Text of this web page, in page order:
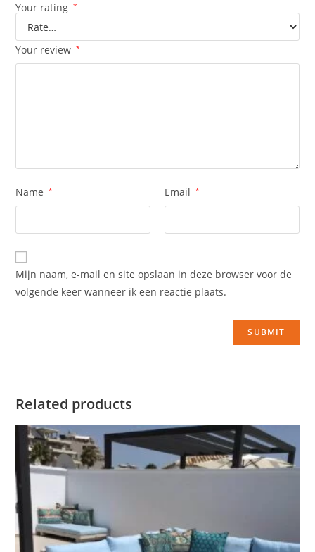
Your rating *
Your review *
Name * Email *
Mijn naam, e-mail en site opslaan in deze browser voor de
volgende keer wanneer ik een reactie plaats.
Related products